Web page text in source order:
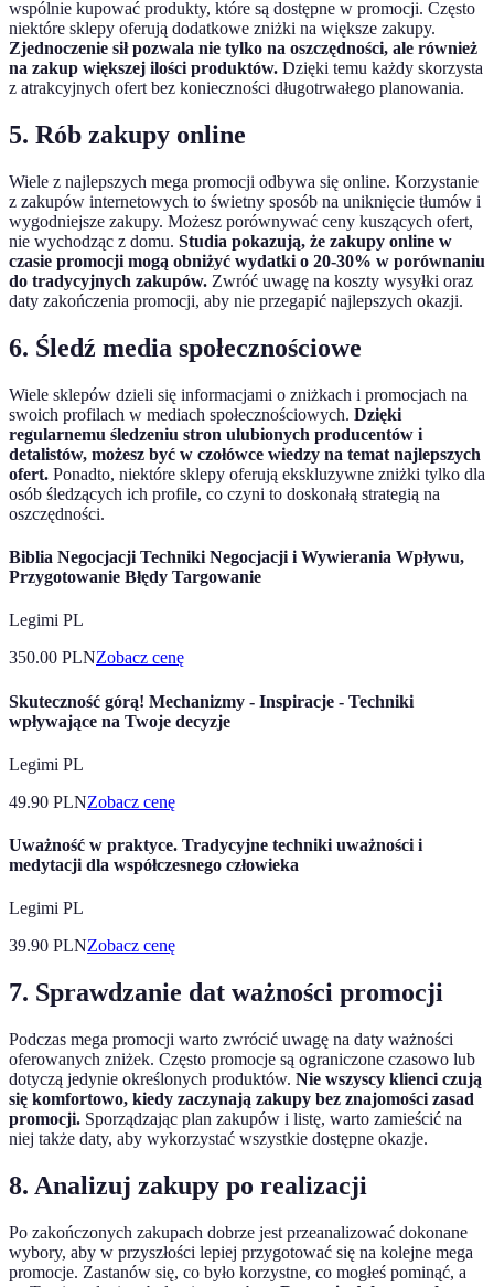
wspólnie kupować produkty, które są dostępne w promocji. Często
niektóre sklepy oferują dodatkowe zniżki na większe zakupy.
Zjednoczenie sił pozwala nie tylko na oszczędności, ale również
na zakup większej ilości produktów. Dzięki temu każdy skorzysta
z atrakcyjnych ofert bez konieczności długotrwałego planowania.
5. Rób zakupy online
Wiele z najlepszych mega promocji odbywa się online. Korzystanie
z zakupów internetowych to świetny sposób na uniknięcie tłumów i
wygodniejsze zakupy. Możesz porównywać ceny kuszących ofert,
nie wychodząc z domu. Studia pokazują, że zakupy online w
czasie promocji mogą obniżyć wydatki o 20-30% w porównaniu
do tradycyjnych zakupów. Zwróć uwagę na koszty wysyłki oraz
daty zakończenia promocji, aby nie przegapić najlepszych okazji.
6. Śledź media społecznościowe
Wiele sklepów dzieli się informacjami o zniżkach i promocjach na
swoich profilach w mediach społecznościowych. Dzięki
regularnemu śledzeniu stron ulubionych producentów i
detalistów, możesz być w czołówce wiedzy na temat najlepszych
ofert. Ponadto, niektóre sklepy oferują ekskluzywne zniżki tylko dla
osób śledzących ich profile, co czyni to doskonałą strategią na
oszczędności.
Biblia Negocjacji Techniki Negocjacji i Wywierania Wpływu,
Przygotowanie Błędy Targowanie
Legimi PL
350.00 PLNZobacz cenę
Skuteczność górą! Mechanizmy - Inspiracje - Techniki
wpływające na Twoje decyzje
Legimi PL
49.90 PLNZobacz cenę
Uważność w praktyce. Tradycyjne techniki uważności i
medytacji dla współczesnego człowieka
Legimi PL
39.90 PLNZobacz cenę
7. Sprawdzanie dat ważności promocji
Podczas mega promocji warto zwrócić uwagę na daty ważności
oferowanych zniżek. Często promocje są ograniczone czasowo lub
dotyczą jedynie określonych produktów. Nie wszyscy klienci czują
się komfortowo, kiedy zaczynają zakupy bez znajomości zasad
promocji. Sporządzając plan zakupów i listę, warto zamieścić na
niej także daty, aby wykorzystać wszystkie dostępne okazje.
8. Analizuj zakupy po realizacji
Po zakończonych zakupach dobrze jest przeanalizować dokonane
wybory, aby w przyszłości lepiej przygotować się na kolejne mega
promocje. Zastanów się, co było korzystne, co mogłeś pominąć, a